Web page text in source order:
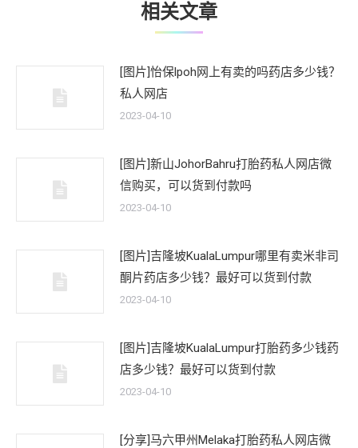
相关文章
[图片]怡保lpoh网上有卖的吗药店多少钱？
私人网店
2023-04-10
[图片]新山JohorBahru打胎药私人网店微
信购买，可以货到付款吗
2023-04-10
[图片]吉隆坡KualaLumpur哪里有卖米非司
酮片药店多少钱？最好可以货到付款
2023-04-10
[图片]吉隆坡KualaLumpur打胎药多少钱药
店多少钱？最好可以货到付款
2023-04-10
[分享]马六甲州Melaka打胎药私人网店微